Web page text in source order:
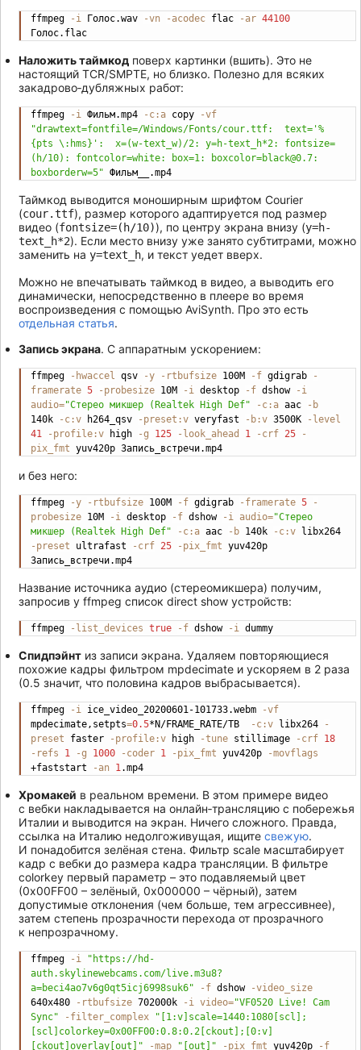
ffmpeg -i Голос.wav -vn -acodec flac -ar 44100
Голос.flac
Наложить таймкод поверх картинки (вшить). Это не
настоящий TCR/SMPTE, но близко. Полезно для всяких
закадрово‐дубляжных работ:
ffmpeg -i Фильм.mp4 -c:a copy
-vf
"drawtext=fontfile=/Windows/Fonts/cour.ttf:  text='%
{pts \:hms}':  x=(w-text_w)/2: y=h-text_h*2: fontsize=
(h/10): fontcolor=white: box=1: boxcolor=black@0.7:
boxborderw=5" Фильм__.mp4
Таймкод выводится моноширным шрифтом Courier
(cour.ttf), размер которого адаптируется под размер
видео (fontsize=(h/10)), по центру экрана внизу (y=h-
text_h*2). Если место внизу уже занято субтитрами, можно
заменить на y=text_h, и текст уедет вверх.
Можно не впечатывать таймкод в видео, а выводить его
динамически, непосредственно в плеере во время
воспроизведения с помощью AviSynth. Про это есть
отдельная статья.
Запись экрана. С аппаратным ускорением:
ffmpeg -hwaccel qsv -y -rtbufsize 100M -f gdigrab
-
framerate 5 -probesize 10M -i desktop -f dshow -i
audio="Стерео микшер (Realtek High Def" -c:a aac
-b
140k
-c:v h264_qsv -preset:v veryfast -b:v 3500K
-level
41
-profile:v high -g 125 -look_ahead 1 -crf 25
-
pix_fmt yuv420p Запись_встречи.mp4
и без него:
ffmpeg -y -rtbufsize 100M -f gdigrab -framerate 5
-
probesize 10M -i desktop -f dshow -i audio="Стерео
микшер (Realtek High Def"
-c:a aac -b 140k -c:v
-preset ultrafast -crf 25 -pix_fmt yuv420p
Запись_встречи.mp4
Название источника аудио (стереомикшера) получим,
запросив у ffmpeg список direct show устройств:
ffmpeg -list_devices true -f dshow -i dummy
Copy
Спидпэйнт из записи экрана. Удаляем повторяющиеся
похожие кадры фильтром mpdecimate и ускоряем в 2 раза
(0.5 значит, что половина кадров выбрасывается).
ffmpeg -i ice_video_20200601-101733.webm
-vf
mpdecimate,setpts=0.5*N/FRAME_RATE/TB -c:v libx264
-
preset faster -profile:v high -tune stillimage -crf 18
-refs
1 -g 1000 -coder 1 -pix_fmt yuv420p
-movflags
+faststart
-an 1.mp4
Хромакей в реальном времени. В этом примере видео
с вебки накладывается на онлайн‐трансляцию с побережья
Италии и выводится на экран. Ничего сложного. Правда,
ссылка на Италию недолгоживущая, ищите свежую.
И понадобится зелёная стена. Фильтр scale масштабирует
кадр с вебки до размера кадра трансляции. В фильтре
colorkey первый параметр – это подавляемый цвет
(0x00FF00 – зелёный, 0x000000 – чёрный), затем
допустимые отклонения (чем больше, тем агрессивнее),
затем степень прозрачности перехода от прозрачного
к непрозрачному.
ffmpeg -i
"https://hd-
auth.skylinewebcams.com/live.m3u8?
a=beci4ao7v6g0qt5icj6998suk6"
-f dshow -video_size
640x480
-rtbufsize 702000k -i video="VF0520 Live! Cam
Sync"
-filter_complex
"[1:v]scale=1440:1080[scl];
[scl]colorkey=0x00FF00:0.8:0.2[ckout];[0:v]
[ckout]overlay[out]"
-map "[out]" -pix_fmt yuv420p -f